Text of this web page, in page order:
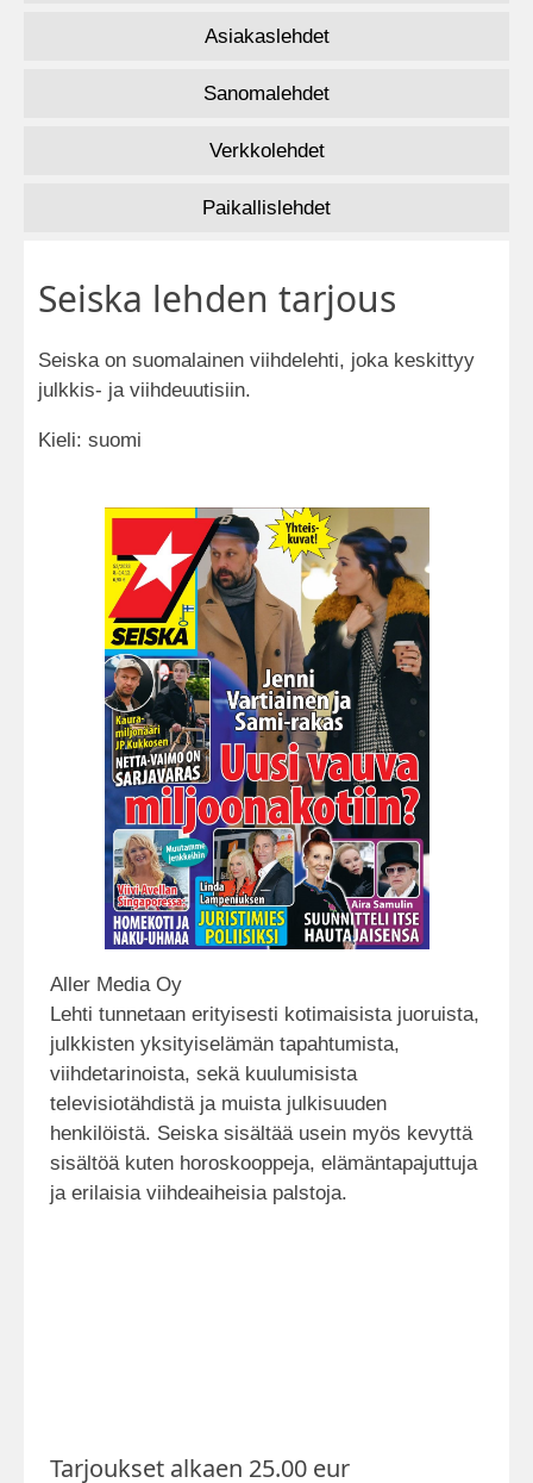
Asiakaslehdet
Sanomalehdet
Verkkolehdet
Paikallislehdet
Seiska lehden tarjous
Seiska on suomalainen viihdelehti, joka keskittyy
julkkis- ja viihdeuutisiin.
Kieli: suomi
Aller Media Oy
Lehti tunnetaan erityisesti kotimaisista juoruista,
julkkisten yksityiselämän tapahtumista,
viihdetarinoista, sekä kuulumisista
televisiotähdistä ja muista julkisuuden
henkilöistä. Seiska sisältää usein myös kevyttä
sisältöä kuten horoskooppeja, elämäntapajuttuja
ja erilaisia viihdeaiheisia palstoja.
Tarjoukset alkaen 25.00 eur